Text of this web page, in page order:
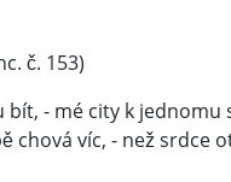
č. 153)
- mé city k jednomu
chová víc, - než srdce